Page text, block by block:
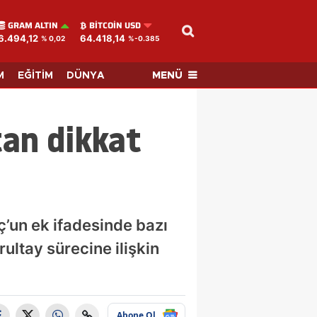
GRAM ALTIN
% 0,02
BITCOIN USD
64.418,14 %-0.385
EĞİTİM DÜNYA MENÜ
dikkat
ek ifadesinde bazı
sürecine ilişkin